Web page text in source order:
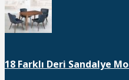
18 Farklı Deri Sandalye